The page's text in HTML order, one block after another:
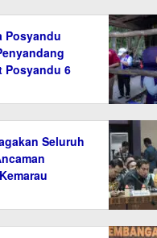
Posyandu
Posyandu 6
Seluruh